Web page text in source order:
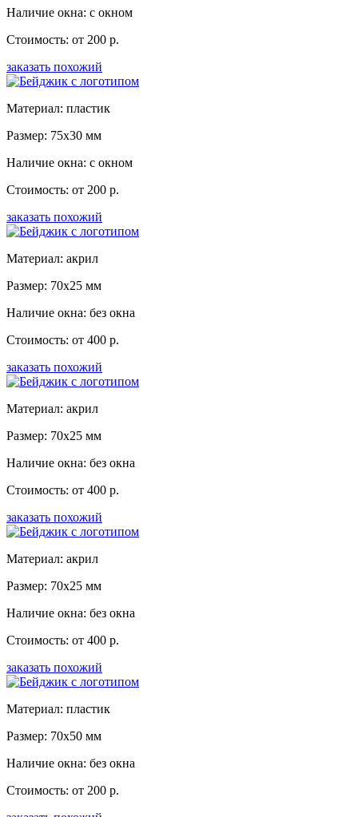
Наличие окна: с окном
Стоимость: от 200 р.
заказать похожий
Материал: пластик
Размер: 75x30 мм
Наличие окна: с окном
Стоимость: от 200 р.
заказать похожий
Материал: акрил
Размер: 70x25 мм
Наличие окна: без окна
Стоимость: от 400 р.
заказать похожий
Материал: акрил
Размер: 70x25 мм
Наличие окна: без окна
Стоимость: от 400 р.
заказать похожий
Материал: акрил
Размер: 70x25 мм
Наличие окна: без окна
Стоимость: от 400 р.
заказать похожий
Материал: пластик
Размер: 70x50 мм
Наличие окна: без окна
Стоимость: от 200 р.